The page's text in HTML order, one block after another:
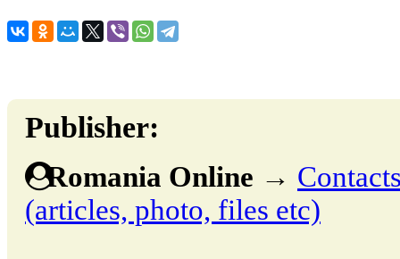
Publisher:
Romania Online →
(articles, photo, files etc)